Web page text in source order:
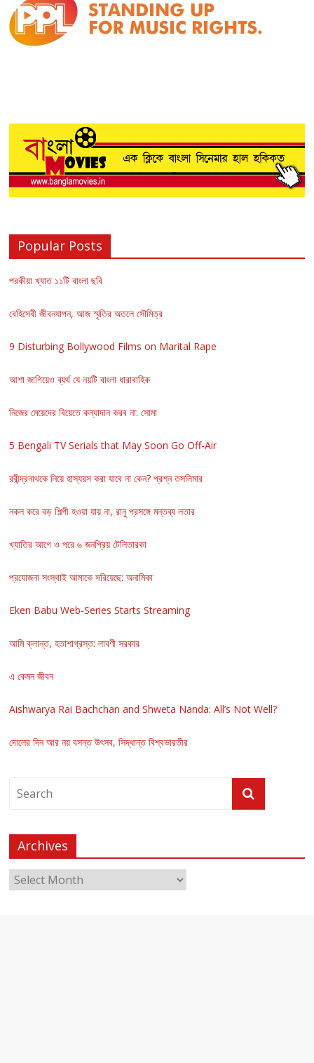
Popular Posts
পরকীয়া খ্যাত ১১টি বাংলা ছবি
বেহিসেবী জীবনযাপন, আজ স্মৃতির অতলে সৌমিত্র
9 Disturbing Bollywood Films on Marital Rape
আশা জাগিয়েও ব্যর্থ যে নয়টি বাংলা ধারাবাহিক
নিজের মেয়েদের বিয়েতে কন্যাদান করব না: সোমা
5 Bengali TV Serials that May Soon Go Off-Air
রবীন্দ্রনাথকে নিয়ে হাস্যরস করা যাবে না কেন? প্রশ্ন তসলিমার
নকল করে বড় শিল্পী হওয়া যায় না, রানু প্রসঙ্গে মন্তব্য লতার
খ্যাতির আগে ও পরে ৬ জনপ্রিয় টেলিতারকা
প্রযোজনা সংস্থাই আমাকে সরিয়েছে: অনামিকা
Eken Babu Web-Series Starts Streaming
আমি ক্লান্ত, হতাশাগ্রস্ত: লাবণী সরকার
এ কেমন জীবন
Aishwarya Rai Bachchan and Shweta Nanda: All’s Not Well?
দোলের দিন আর নয় বসন্ত উৎসব, সিদ্ধান্ত বিশ্বভারতীর
Archives